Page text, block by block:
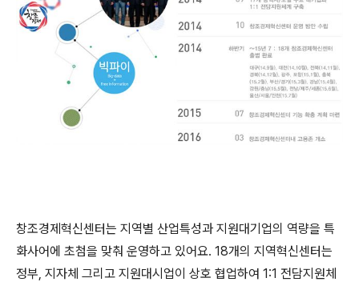
창조경제혁신센터는 지역별 산업특성과 지원대기업의 역량을 특
화사어에 초첨을 맞춰 운영하고 있어요. 18개의 지역혁신센터는
정부, 지자체 그리고 지원대시업이 상호 협업하여 1:1 전담지원체